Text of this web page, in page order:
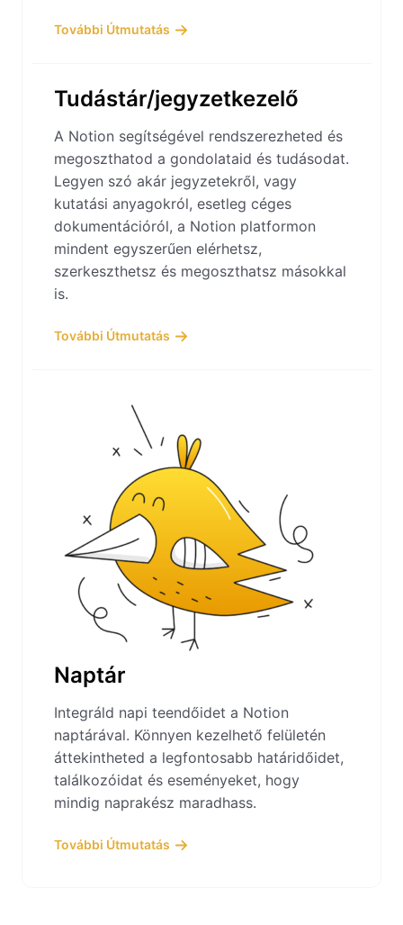
További Útmutatás
Tudástár/jegyzetkezelő
A Notion segítségével rendszerezheted és
megoszthatod a gondolataid és tudásodat.
Legyen szó akár jegyzetekről, vagy
kutatási anyagokról, esetleg céges
dokumentációról, a Notion platformon
mindent egyszerűen elérhetsz,
szerkeszthetsz és megoszthatsz másokkal
is.
További Útmutatás
Naptár
Integráld napi teendőidet a Notion
naptárával. Könnyen kezelhető felületén
áttekintheted a legfontosabb határidőidet,
találkozóidat és eseményeket, hogy
mindig naprakész maradhass.
További Útmutatás